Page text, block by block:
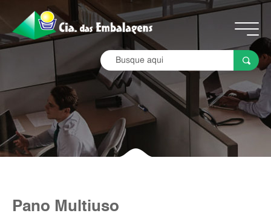
Pano Multiuso